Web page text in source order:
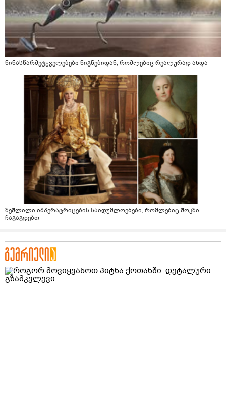
წინასწარმეტყველებები წიგნებიდან, რომლებიც რეალურად ახდა
შეშლილი იმპერატრიცების საიდუმლოებები, რომლებიც შოკში
ჩაგაგდებთ